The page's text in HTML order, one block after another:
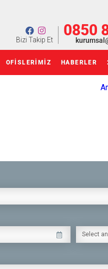
Bizi Takip Et
0850
OFISLERIMIZ HABERLER
Select